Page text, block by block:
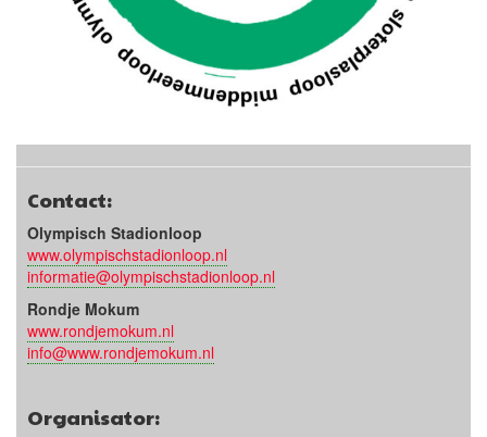
Contact:
Olympisch Stadionloop
www.olympischstadionloop.nl
informatie@olympischstadionloop.nl
Rondje Mokum
www.rondjemokum.nl
info@www.rondjemokum.nl
Organisator: